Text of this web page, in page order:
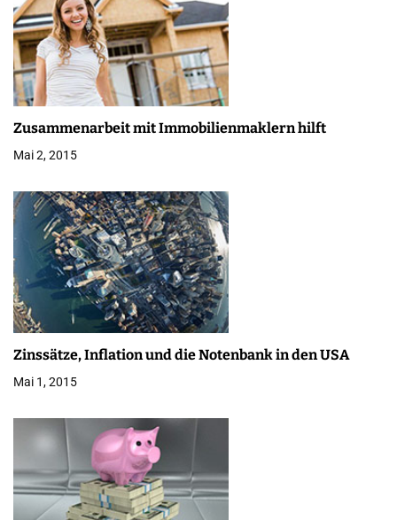
s
n
a
v
a
t
i
o
n
Zusammenarbeit mit Immobilienmaklern hilft
Mai 2, 2015
Zinssätze, Inflation und die Notenbank in den USA
Mai 1, 2015